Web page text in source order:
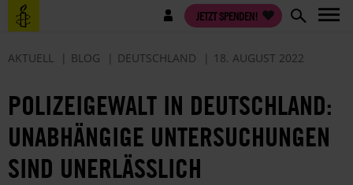
Direkt
zum
Benutzermenü JETZT SPENDEN!
AKTUELL BLOG DEUTSCHLAND 18. AUGUST 2022
POLIZEIGEWALT IN DEUTSCHLAND:
UNABHÄNGIGE UNTERSUCHUNGEN
SIND UNERLÄSSLICH